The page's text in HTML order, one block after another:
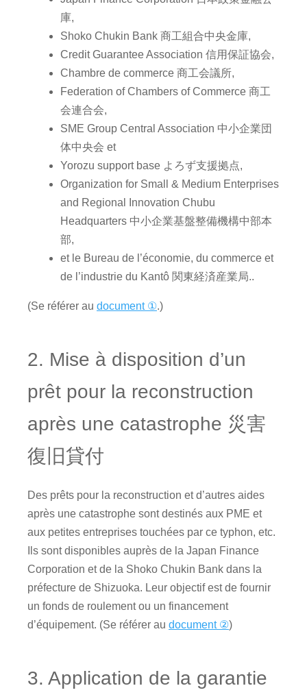
庫,
Shoko Chukin Bank 商工組合中央金庫,
Credit Guarantee Association 信用保証協会,
Chambre de commerce 商工会議所,
Federation of Chambers of Commerce 商工
会連合会,
SME Group Central Association 中小企業団
体中央会 et
Yorozu support base よろず支援拠点,
Organization for Small & Medium Enterprises
and Regional Innovation Chubu
Headquarters 中小企業基盤整備機構中部本
部,
et le Bureau de l’économie, du commerce et
de l’industrie du Kantô 関東経済産業局..
(Se référer au document ①.)
2. Mise à disposition d’un
prêt pour la reconstruction
après une catastrophe 災害
復旧貸付
Des prêts pour la reconstruction et d’autres aides
après une catastrophe sont destinés aux PME et
aux petites entreprises touchées par ce typhon, etc.
Ils sont disponibles auprès de la Japan Finance
Corporation et de la Shoko Chukin Bank dans la
préfecture de Shizuoka. Leur objectif est de fournir
un fonds de roulement ou un financement
d’équipement. (Se référer au document ②)
3. Application de la garantie